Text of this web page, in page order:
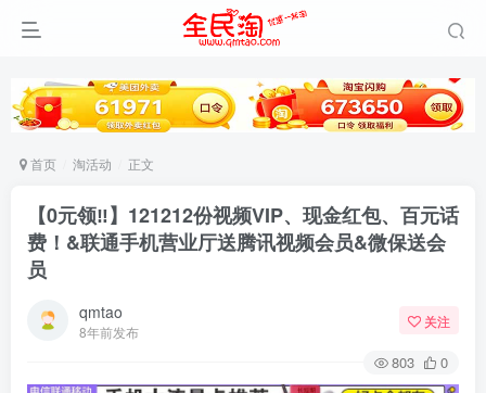
首页 淘活动 正文
【0元领‼】121212份视频VIP、现金红包、百元话
费！&联通手机营业厅送腾讯视频会员&微保送会
员
qmtao
8年前发布
关注
803 0